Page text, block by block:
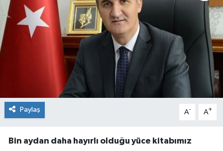
Paylaş A- A+
Bin aydan daha hayırlı olduğu yüce kitabımız